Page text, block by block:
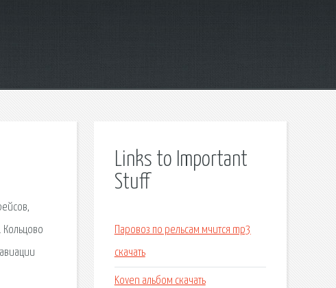
Links to Important
Stuff
Паровоз по рельсам мчится mp3
скачать
Koven альбом скачать